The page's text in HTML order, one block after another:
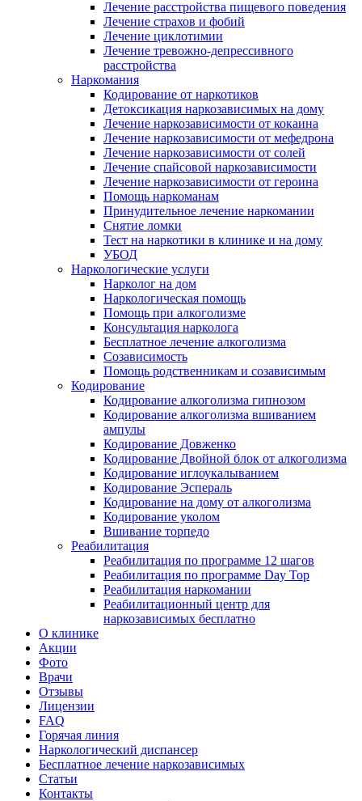
Лечение расстройства пищевого поведения
Лечение страхов и фобий
Лечение циклотимии
Лечение тревожно-депрессивного
расстройства
Наркомания
Кодирование от наркотиков
Детоксикация наркозависимых на дому
Лечение наркозависимости от кокаина
Лечение наркозависимости от мефедрона
Лечение наркозависимости от солей
Лечение спайсовой наркозависимости
Лечение наркозависимости от героина
Помощь наркоманам
Принудительное лечение наркомании
Снятие ломки
Тест на наркотики в клинике и на дому
УБОД
Наркологические услуги
Нарколог на дом
Наркологическая помощь
Помощь при алкоголизме
Консультация нарколога
Бесплатное лечение алкоголизма
Созависимость
Помощь родственникам и созависимым
Кодирование
Кодирование алкоголизма гипнозом
Кодирование алкоголизма вшиванием
ампулы
Кодирование Довженко
Кодирование Двойной блок от алкоголизма
Кодирование иглоукалыванием
Кодирование Эспераль
Кодирование на дому от алкоголизма
Кодирование уколом
Вшивание торпедо
Реабилитация
Реабилитация по программе 12 шагов
Реабилитация по программе Day Top
Реабилитация наркомании
Реабилитационный центр для
наркозависимых бесплатно
О клинике
Акции
Фото
Врачи
Отзывы
Лицензии
FAQ
Горячая линия
Наркологический диспансер
Бесплатное лечение наркозависимых
Статьи
Контакты